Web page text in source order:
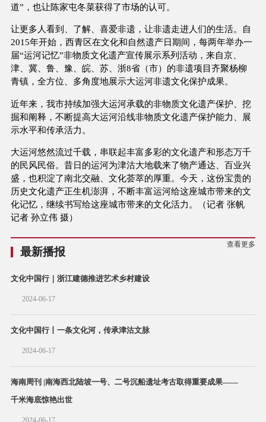
道”，也让陈家屯冬菜获得了市场的认可。
让更多人看到、了解、喜爱非遗，让非遗走进人们的生活。自
2015年开始，西青区在文化和自然遗产日期间，每两年举办一
届“运河记忆”非物质文化遗产宣传展示系列活动，来自京、
津、冀、鲁、豫、皖、苏、浙8省（市）的非遗项目齐聚杨柳
青镇，全方位、多角度地展示大运河非遗文化保护成果。
近年来，我市持续加强大运河承载的非物质文化遗产保护、挖
掘和阐释，不断提高大运河沿线非物质文化遗产保护能力、展
示水平和传承活力。
大运河悠然流过千载，串联起丰富多彩的文化遗产和形态万千
的民风民俗。昔日的运河为津沽大地载来了物产通达、百业兴
盛，也积淀了南北交融、文化荟萃的厚重。今天，这份宝贵的
历史文化遗产正生机澎湃，不断丰富运河给这座城市带来的文
化记忆，继续书写给这座城市带来的文化活力。（记者 张帆
记者 孙立伟 摄）
最新播报
查看更多
文化中国行｜浙江建德推进艺术乡村建设
2024-06-17
文化中国行丨一条文化河，传承津沽文脉
2024-06-17
海南周刊 |南海西北陆坡一号、二号沉船遗址考古取得重要成果——
千米海底惊艳出世
2024-06-17